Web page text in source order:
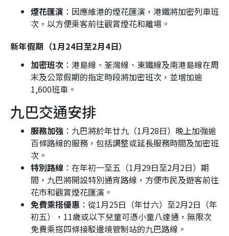
煙花匯演 ：因應維港的煙花匯演，港鐵將加密列車班
次，以方便乘客前往觀賞煙花和離場。
新年假期（1月24日至2月4日）
加密班次 ：港島線、荃灣線、東鐵線及南港島線在周
末及公眾假期的指定時段將加密班次，並增加逾
1,600班車。
九巴交通安排
服務加強 ：九巴將於年廿九（1月28日）晚上加強逾
百條路線的服務，包括調整或延長服務時間及加密班
次。
特別路線 ：在年初一至五（1月29日至2月2日）期
間，九巴將開設特別通宵路線，方便市民及遊客前往
花市和觀賞煙花匯演。
免費乘搭優惠 ：從1月25日（年廿六）至2月2日（年
初五），11歲或以下兒童可憑小童八達通，無限次
免費乘搭四條接駁邊境管制站的九巴路線。